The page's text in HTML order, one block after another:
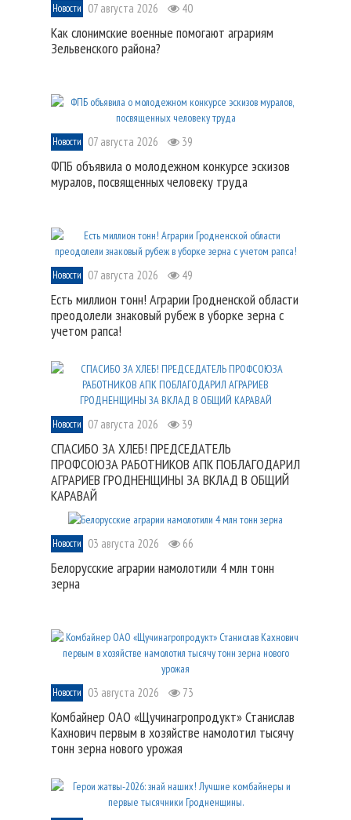
Новости 07 августа 2026 40
Как слонимские военные помогают аграриям
Зельвенского района?
Новости 07 августа 2026 39
ФПБ объявила о молодежном конкурсе эскизов
муралов, посвященных человеку труда
Новости 07 августа 2026 49
Есть миллион тонн! Аграрии Гродненской области
преодолели знаковый рубеж в уборке зерна с
учетом рапса!
Новости 07 августа 2026 39
СПАСИБО ЗА ХЛЕБ! ПРЕДСЕДАТЕЛЬ
ПРОФСОЮЗА РАБОТНИКОВ АПК ПОБЛАГОДАРИЛ
АГРАРИЕВ ГРОДНЕНЩИНЫ ЗА ВКЛАД В ОБЩИЙ
КАРАВАЙ
Новости 03 августа 2026 66
Белорусские аграрии намолотили 4 млн тонн
зерна
Новости 03 августа 2026 73
Комбайнер ОАО «Щучинагропродукт» Станислав
Кахнович первым в хозяйстве намолотил тысячу
тонн зерна нового урожая